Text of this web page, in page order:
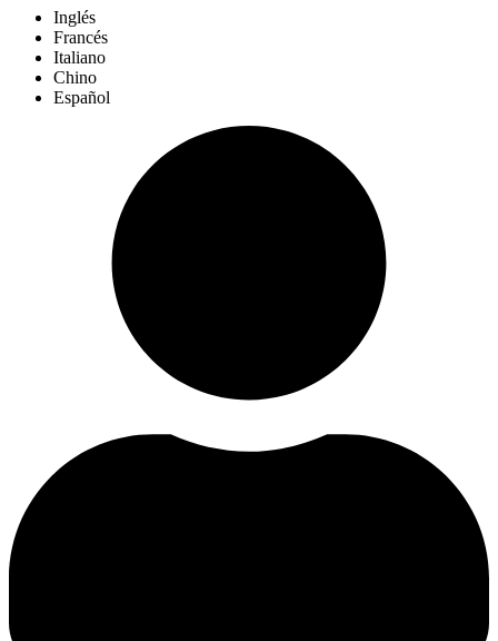
Inglés
Francés
Italiano
Chino
Español